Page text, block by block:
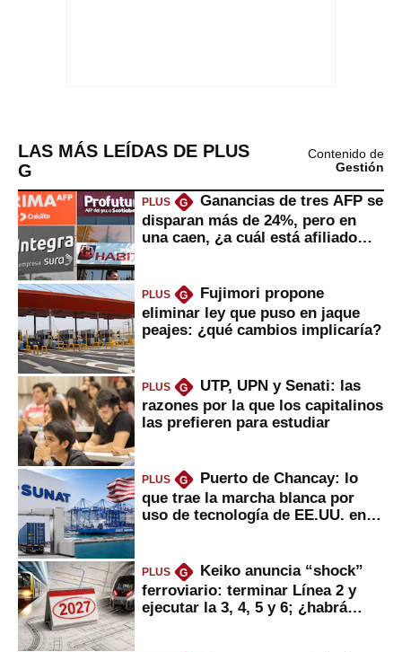
LAS MÁS LEÍDAS DE PLUS
G
Contenido de
Gestión
PLUS G
Ganancias de tres AFP se
disparan más de 24%, pero en
una caen, ¿a cuál está afiliado
PLUS G
Fujimori propone
eliminar ley que puso en jaque
peajes: ¿qué cambios implicaría?
PLUS G
UTP, UPN y Senati: las
razones por la que los capitalinos
las prefieren para estudiar
PLUS G
Puerto de Chancay: lo
que trae la marcha blanca por
uso de tecnología de EE.UU. en
PLUS G
Keiko anuncia “shock”
ferroviario: terminar Línea 2 y
ejecutar la 3, 4, 5 y 6; ¿habrá